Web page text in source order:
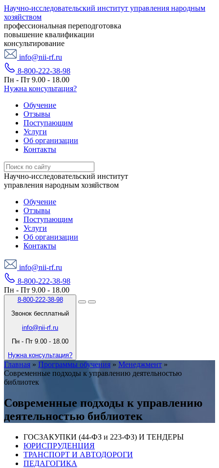
Научно-исследовательский институт управления народным
хозяйством
профессиональная переподготовка
повышение квалификации
консультирование
info@nii-rf.ru
8-800-222-38-98
Пн - Пт 9.00 - 18.00
Нужна консультация?
Обучение
Отзывы
Поступающим
Услуги
Об организации
Контакты
Научно-исследовательский институт
управления народным хозяйством
Обучение
Отзывы
Поступающим
Услуги
Об организации
Контакты
info@nii-rf.ru
8-800-222-38-98
Пн - Пт 9.00 - 18.00
8-800-222-38-98
Звонок бесплатный
info@nii-rf.ru
Пн - Пт 9.00 - 18.00
Нужна консультация?
Главная » Программы обучения » Менеджмент »
Современные подходы к управлению деятельностью
библиотек
Современные подходы к управлению
деятельностью библиотек
ГОСЗАКУПКИ (44-ФЗ и 223-ФЗ) И ТЕНДЕРЫ
ЮРИСПРУДЕНЦИЯ
ТРАНСПОРТ И АВТОДОРОГИ
ПЕДАГОГИКА